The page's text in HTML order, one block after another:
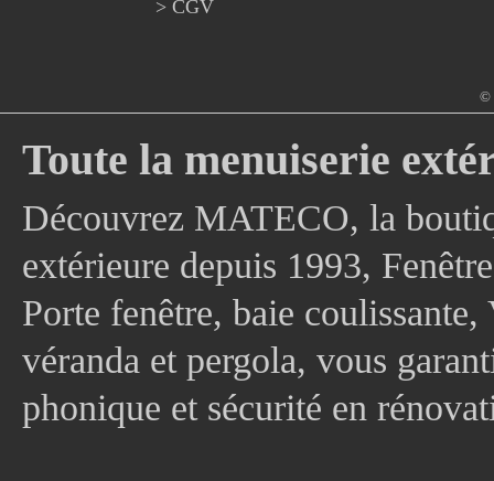
> CGV
©
Toute la menuiserie
Découvrez MATECO, la
extérieure depuis 1993,
Porte fenêtre, baie
véranda et pergola, vous
phonique et sécurité en